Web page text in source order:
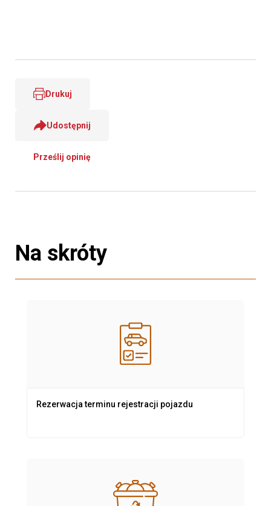
Drukuj
Udostępnij
Prześlij opinię
Na skróty
Rezerwacja terminu rejestracji pojazdu